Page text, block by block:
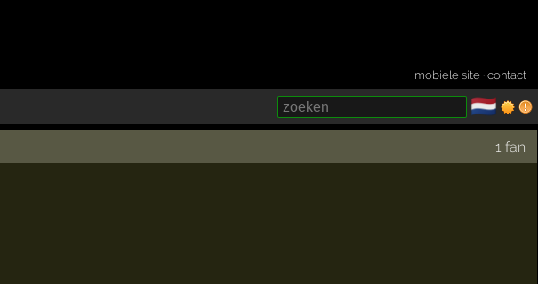
mobiele site ·contact
🇳🇱
1 fan